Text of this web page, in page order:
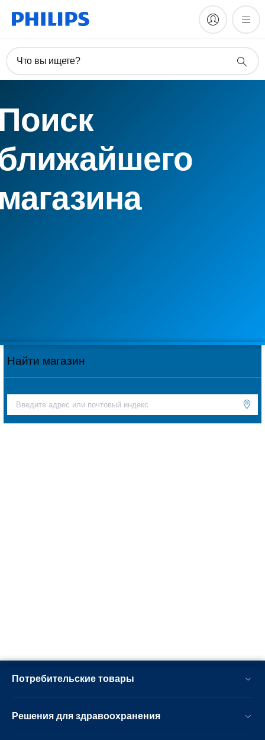
Что вы ищете?
Найти магазин
Потребительские товары
Решения для здравоохранения